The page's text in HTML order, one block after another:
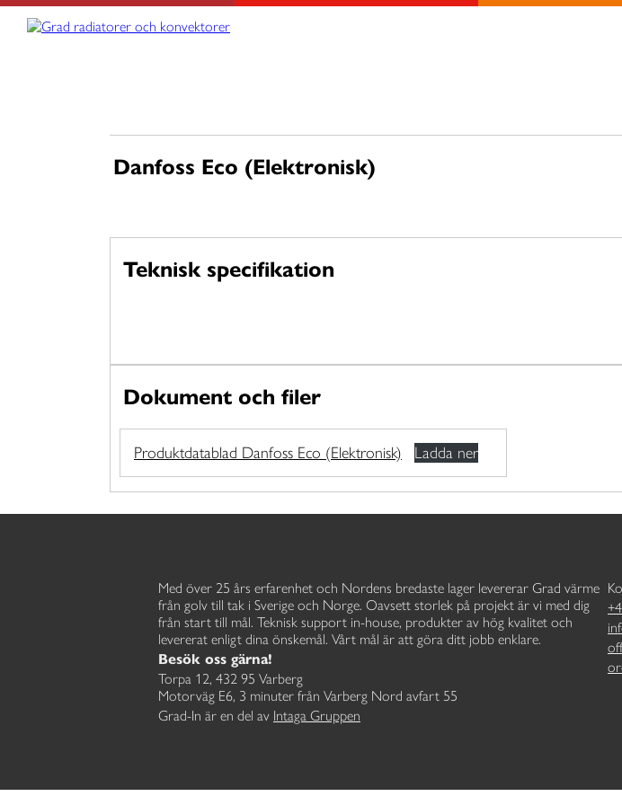
Skip
Grad radiatorer och konvektorer
Värme från golv till tak
Danfoss Eco (Elektronisk)
Teknisk specifikation
Dokument och filer
Produktdatablad Danfoss Eco (Elektronisk) Ladda ner
Med över 25 års erfarenhet och Nordens bredaste lager levererar Grad värme
från golv till tak i Sverige och Norge. Oavsett storlek på projekt är vi med dig
från start till mål. Teknisk support in-house, produkter av hög kvalitet och
levererat enligt dina önskemål. Vårt mål är att göra ditt jobb enklare.
Besök oss gärna!
Torpa 12, 432 95 Varberg
Motorväg E6, 3 minuter från Varberg Nord avfart 55
Grad-In är en del av Intaga Gruppen